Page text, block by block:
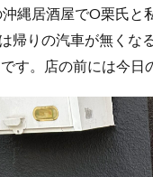
縄居酒屋でO栗氏と
帰りの汽車が無くな
す。店の前には今日